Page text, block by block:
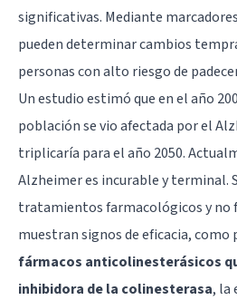
significativas. Mediante
pueden determinar cambios
personas con alto riesgo de
Un estudio estimó que en el año
población se vio afectada por el
triplicaría para el año 2050.
Alzheimer es incurable y terminal.
tratamientos farmacológicos y no
muestran signos de eficacia, como
fármacos anticolinesterásicos
inhibidora de la colinesterasa, la